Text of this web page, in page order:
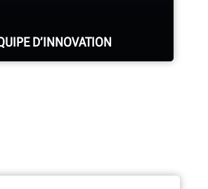
D’INNOVATION
constituée